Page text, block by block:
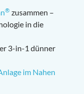
® zusammen –
in die
3-in-1 dünner
im Nahen